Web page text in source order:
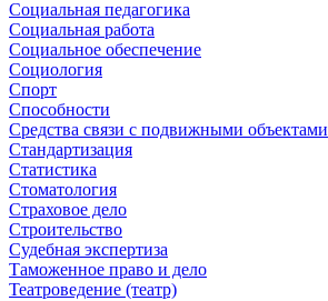
Социальная педагогика
Социальная работа
Социальное обеспечение
Социология
Спорт
Способности
Средства связи с подвижными объектами
Стандартизация
Статистика
Стоматология
Страховое дело
Строительство
Судебная экспертиза
Таможенное право и дело
Театроведение (театр)